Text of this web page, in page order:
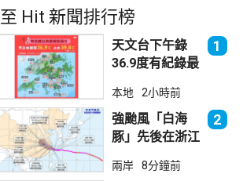
至 Hit 新聞排行榜
天文台下午錄
36.9度有紀錄最
度境內最高
1
本地 2小時前
強颱風「白海
豚」先後在浙江
陸 上海落暴雨
2
兩岸 8分鐘前